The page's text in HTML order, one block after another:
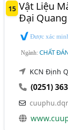
15 Vật Liệu
Đại
Được xác
Ngành:CHẤT
KCN Định
(0251)